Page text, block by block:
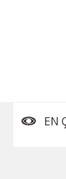
EN